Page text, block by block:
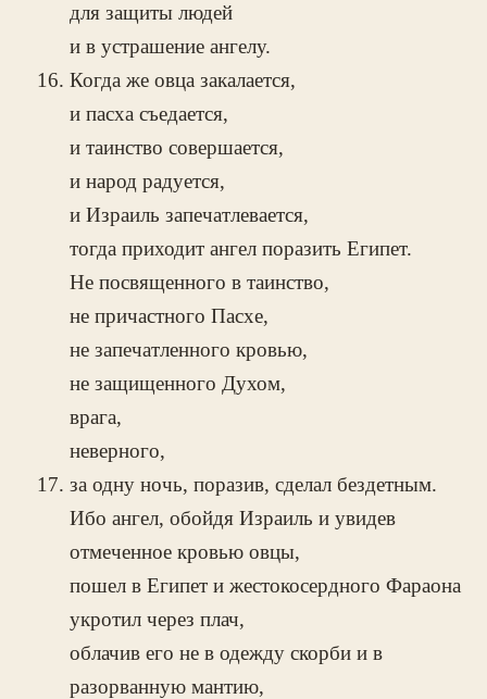
для защиты людей
и в устрашение ангелу.
Когда же овца закалается,
и пасха съедается,
и таинство совершается,
и народ радуется,
и Израиль запечатлевается,
тогда приходит ангел поразить Египет.
Не посвященного в таинство,
не причастного Пасхе,
не запечатленного кровью,
не защищенного Духом,
врага,
неверного,
за одну ночь, поразив, сделал бездетным.
Ибо ангел, обойдя Израиль и увидев
отмеченное кровью овцы,
пошел в Египет и жестокосердного Фараона
укротил через плач,
облачив его не в одежду скорби и в
разорванную мантию,